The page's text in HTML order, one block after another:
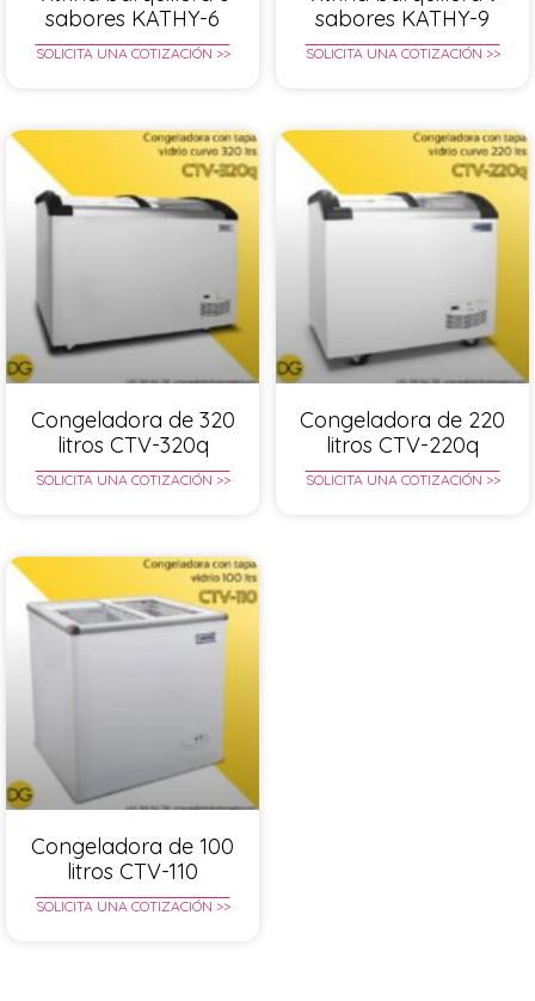
sabores KATHY-6
SOLICITA UNA COTIZACIÓN >>
sabores KATHY-9
SOLICITA UNA COTIZACIÓN >>
Congeladora de 320
litros CTV-320q
SOLICITA UNA COTIZACIÓN >>
Congeladora de 220
litros CTV-220q
SOLICITA UNA COTIZACIÓN >>
Congeladora de 100
litros CTV-110
SOLICITA UNA COTIZACIÓN >>